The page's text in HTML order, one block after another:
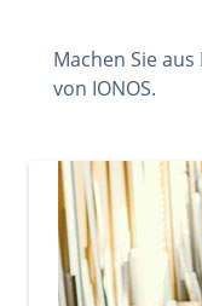
Machen Sie
von IONOS.